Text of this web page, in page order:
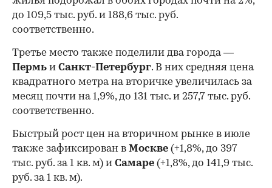
до 109,5 тыс. руб. и 188,6 тыс. руб.
соответственно.
Третье место также поделили два города —
Пермь и Санкт-Петербург. В них средняя цена
квадратного метра на вторичке увеличилась за
месяц почти на 1,9%, до 131 тыс. и 257,7 тыс. руб.
соответственно.
Быстрый рост цен на вторичном рынке в июле
также зафиксирован в Москве (+1,8%, до 397
тыс. руб. за 1 кв. м) и Самаре (+1,8%, до 141,9 тыс.
руб. за 1 кв. м).